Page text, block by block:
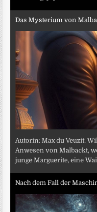
Das Mysterium von
Autorin: Max du Veuzit.
Anwesen von Malbackt,
junge Marguerite, eine
Nach dem Fall der